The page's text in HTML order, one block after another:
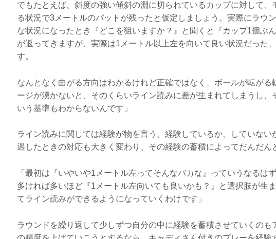
でもたとえば、斜度の強い傾斜の淵に切られているカップに対して、
る状況で3メートルのパットが残ったと仮定しましょう。実際にラウ
な状況になったとき『どこを狙いますか？』と聞くと『カップ1個ぶ
が返ってきますが、実際は1メートル以上左を向いて良い状況だった
す。
なんとなく曲がる方向はわかるけれど正確ではなく、ボールが転がる
ージが湧かないと、そのくらいライン読みに差が生まれてしまうし、
いう基準もわからないんです」
ライン読みに関しては経験が物を言う。経験しているか、していない
遇したときの対応も大きく変わり、その経験の蓄積によってだんだん
「最初は『いやいや1メートル左ってそんなバカな』っていうなるは
多ければ多いほど『1メートル左向いても良いかも？』と選択肢が生
てライン読みができるようになっていくわけです」
ラウンドを繰り返して少しずつ自分の中に経験を蓄積させていくのも